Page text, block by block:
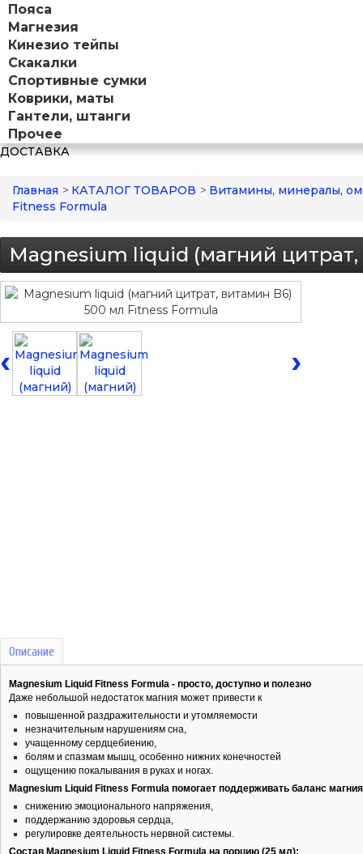
Пояса
Магнезия
Кинезио тейпы
Скакалки
Спортивные сумки
Коврики, маты
Гантели, штанги
Прочее
ДОСТАВКА
Главная > КАТАЛОГ ТОВАРОВ > Витамины, минералы,
Fitness Formula
Magnesium liquid (магний
‹ ›
Описание
Magnesium Liquid Fitness Formula - просто, доступно и полезно
Даже небольшой недостаток магния может привести к
повышенной раздражительности и утомляемости
незначительным нарушениям сна,
учащенному сердцебиению,
болям и спазмам мышц, особенно нижних конечностей
ощущению покалывания в руках и ногах.
Magnesium Liquid Fitness Formula помогает поддерживать баланс
снижению эмоционального напряжения,
поддержанию здоровья сердца,
регулировке деятельность нервной системы.
Состав Magnesium Liquid Fitness Formula на порцию (25 мл):